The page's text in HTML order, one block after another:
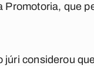
que
considerou